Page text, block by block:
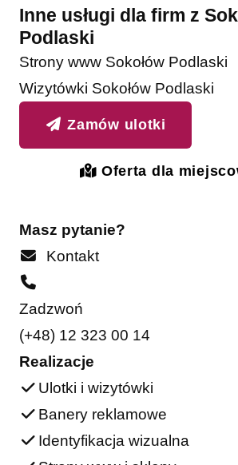
Inne usługi dla firm z
Podlaski
Strony www Sokołów Podlaski
Wizytówki Sokołów Podlaski
Zamów ulotki
Oferta dla
Masz pytanie?
Kontakt
Zadzwoń
(+48) 12 323 00 14
Realizacje
Ulotki i wizytówki
Banery reklamowe
Identyfikacja wizualna